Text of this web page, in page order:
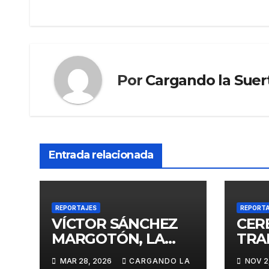
Por Cargando la
Entrada relacionada
REPORTAJES
VÍCTOR SÁNCHEZ
MARGOTÓN, LA
SAGA DE LOS
MAR 28, 2026 CARGANDO LA
DE
NOV